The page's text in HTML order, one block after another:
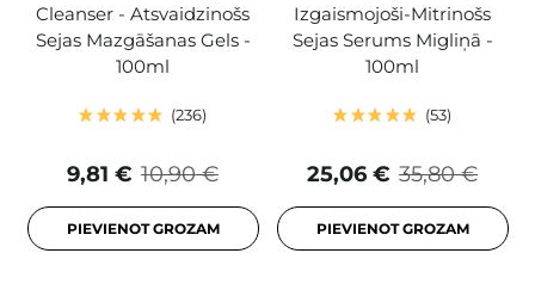
Cleanser - Atsvaidzinošs
Sejas Mazgāšanas Gels -
100ml
236
10,90 €
9,81 €
PIEVIENOT GROZAM
Izgaismojoši-Mitrinošs
Sejas Serums Migliņā -
100ml
53
35,80 €
25,06 €
PIEVIENOT GROZAM